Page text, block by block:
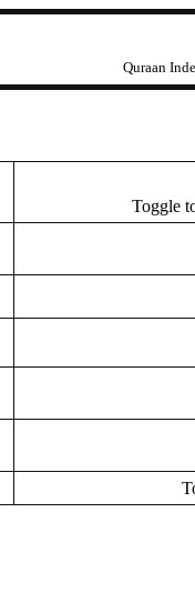
Quraan
Toggle